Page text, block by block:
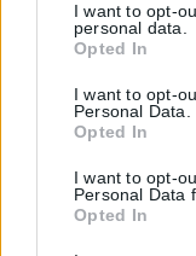
but not limited to
click to grant or
tags to use your
Google consent
I want to opt-
personal data.
Opted In
I want to opt-
Personal Data.
Opted In
I want to opt-
Personal Data
Opted In